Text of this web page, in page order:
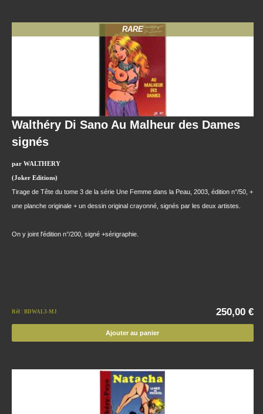
RARE
Walthéry Di Sano Au Malheur des Dames
signés
par WALTHERY
(Joker Editions)
Tirage de Tête du tome 3 de la série Une Femme dans la Peau, 2003, édition n°/50, +
une planche originale + un dessin original crayonné, signés par les deux artistes.
On y joint l'édition n°/200, signé +sérigraphie.
Réf : BDWAL3-MJ 250,00 €
Ajouter au panier